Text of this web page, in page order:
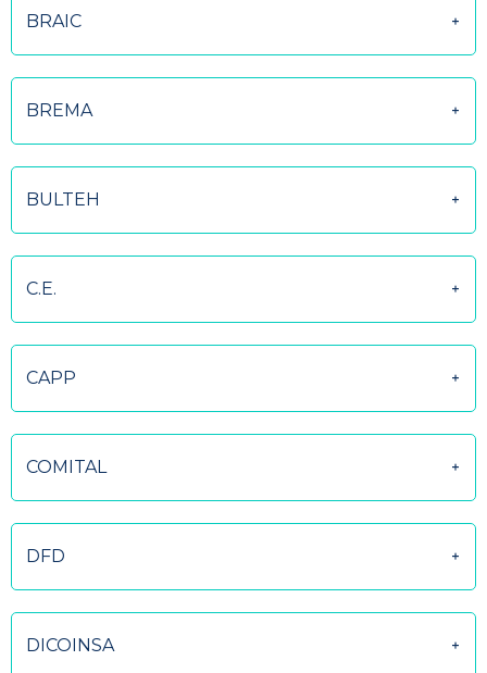
BRAIC
BREMA
BULTEH
C.E.
CAPP
COMITAL
DFD
DICOINSA